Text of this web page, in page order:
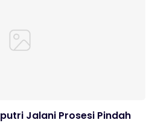
Jalani Prosesi Pindah